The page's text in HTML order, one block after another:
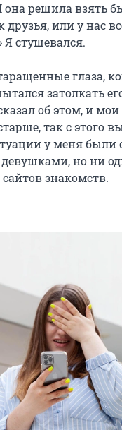
она решила взять
или у нас
Я стушевался.
глаза,
затолкать
об этом, и
так с этого
у меня были
но ни
знакомств.